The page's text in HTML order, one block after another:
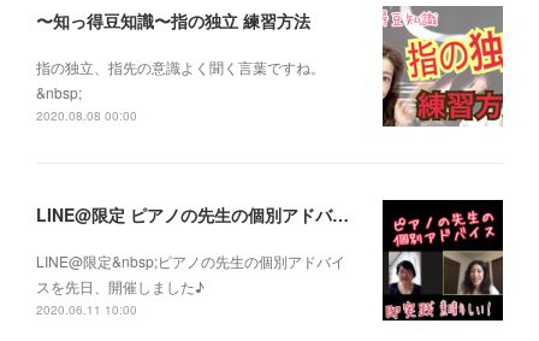
〜知っ得豆知識〜指の独立 練習方法
指の独立、指先の意識よく聞く言葉ですね。
&nbsp;
2020.08.08 00:00
LINE@限定 ピアノの先生の個別アドバイス開催しました
LINE@限定&nbsp;ピアノの先生の個別アドバイ
スを先日、開催しました♪
2020.06.11 10:00